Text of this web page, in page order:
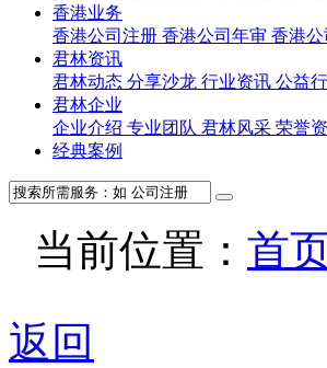
香港业务
香港公司注册 香港公司年审 香港
君林资讯
君林动态 分享沙龙 行业资讯 公益
君林企业
企业介绍 专业团队 君林风采 荣誉
经典案例
当前位置： 首
返回